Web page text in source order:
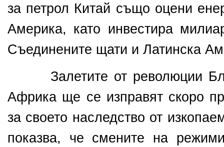
за петрол Китай също оцени
Америка, като инвестира
Съединените щати и Латинска
Залетите от революции
Африка ще се изправят скоро
за своето наследство от
показва, че смените на